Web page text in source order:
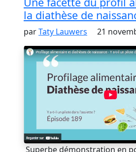
la diathèse de
parTaty Lauwers 21
Superbe démonstration en